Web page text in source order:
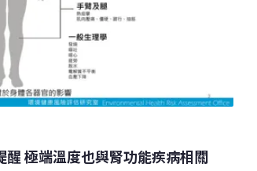
極端溫度也與腎功能疾病相關